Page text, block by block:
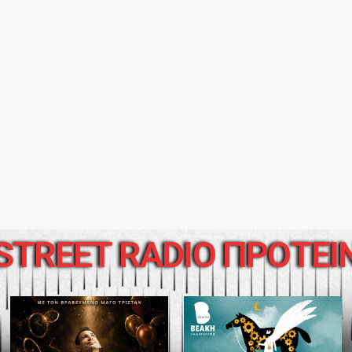
RADIO